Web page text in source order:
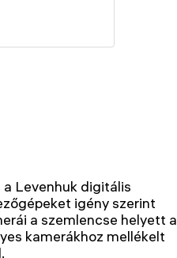
Levenhuk digitális
igény szerint
a szemlencse helyett a
kamerákhoz mellékelt